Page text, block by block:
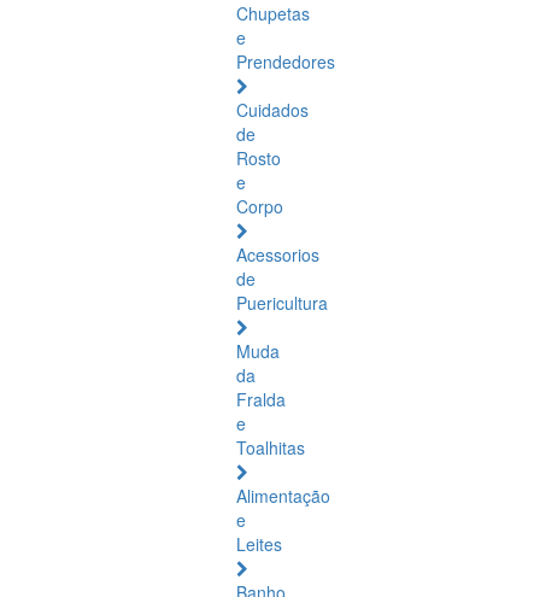
Chupetas
e
Prendedores
Cuidados
de
Rosto
e
Corpo
Acessorios
de
Puericultura
Muda
da
Fralda
e
Toalhitas
Alimentação
e
Leites
Banho